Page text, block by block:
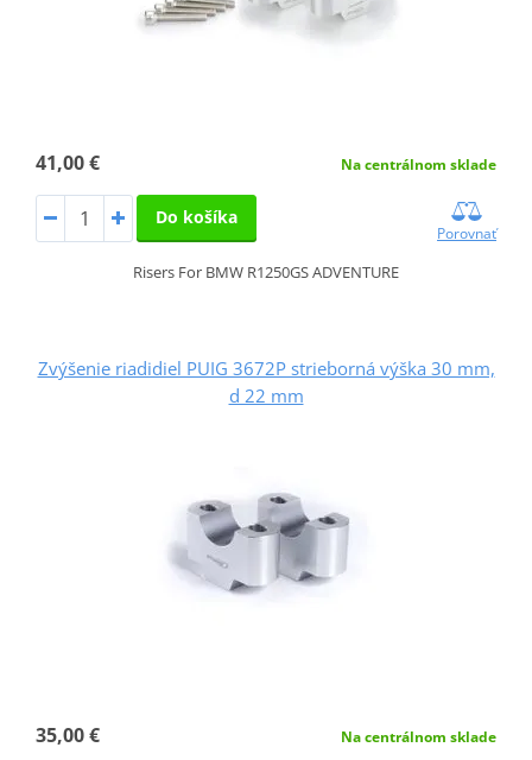
41,00 € Na centrálnom sklade
Do košíka
Porovnať
Risers For BMW R1250GS ADVENTURE
Zvýšenie riadidiel PUIG 3672P strieborná výška 30 mm,
d 22 mm
35,00 € Na centrálnom sklade